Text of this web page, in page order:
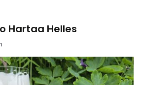
Hartaa Helles